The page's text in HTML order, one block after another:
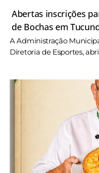
Abertas inscrições
de Bochas em
A Administração
Diretoria de Esportes,